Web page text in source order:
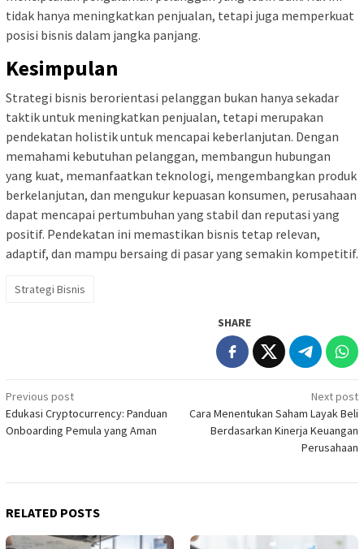
tidak hanya meningkatkan penjualan, tetapi juga memperkuat
posisi bisnis dalam jangka panjang.
Kesimpulan
Strategi bisnis berorientasi pelanggan bukan hanya sekadar
taktik untuk meningkatkan penjualan, tetapi merupakan
pendekatan holistik untuk mencapai keberlanjutan. Dengan
memahami kebutuhan pelanggan, membangun hubungan
yang kuat, memanfaatkan teknologi, mengembangkan produk
berkelanjutan, dan mengukur kepuasan konsumen, perusahaan
dapat mencapai pertumbuhan yang stabil dan reputasi yang
positif. Pendekatan ini memastikan bisnis tetap relevan,
adaptif, dan mampu bersaing di pasar yang semakin kompetitif.
Strategi Bisnis
SHARE
Post
navigation
Previous post
Edukasi Cryptocurrency: Panduan
Onboarding Pemula yang Aman
Next post
Cara Menentukan Saham Layak Beli
Berdasarkan Kinerja Keuangan
Perusahaan
RELATED POSTS